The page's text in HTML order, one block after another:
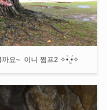
까요~ 이니 쩜프2 ✧•̀.̫•́✧